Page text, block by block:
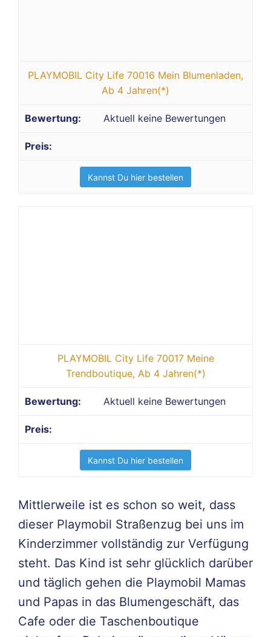
PLAYMOBIL City Life 70016 Mein Blumenladen,
Ab 4 Jahren(*)
Aktuell keine Bewertungen
Kannst Du hier bestellen
PLAYMOBIL City Life 70017 Meine
Trendboutique, Ab 4 Jahren(*)
Aktuell keine Bewertungen
Kannst Du hier bestellen
Mittlerweile ist es schon so weit, dass
dieser Playmobil Straßenzug bei uns im
Kinderzimmer vollständig zur Verfügung
steht. Das Kind ist sehr glücklich darüber
und täglich gehen die Playmobil Mamas
und Papas in das Blumengeschäft, das
Cafe oder die Taschenboutique